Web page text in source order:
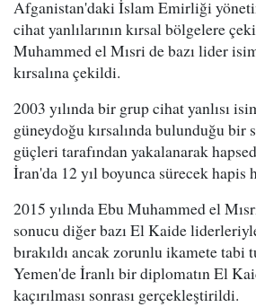
Afganistan'daki İslam Emirliği
cihat yanlılarının kırsal bölgelere
Muhammed el Mısri de bazı lider
kırsalına çekildi.
2003 yılında bir grup cihat yanlısı
güneydoğu kırsalında bulunduğu bir
güçleri tarafından yakalanarak
İran'da 12 yıl boyunca sürecek hapis
2015 yılında Ebu Muhammed el
sonucu diğer bazı El Kaide
bırakıldı ancak zorunlu ikamete tabi
Yemen'de İranlı bir diplomatın El
kaçırılması sonrası gerçekleştirildi.